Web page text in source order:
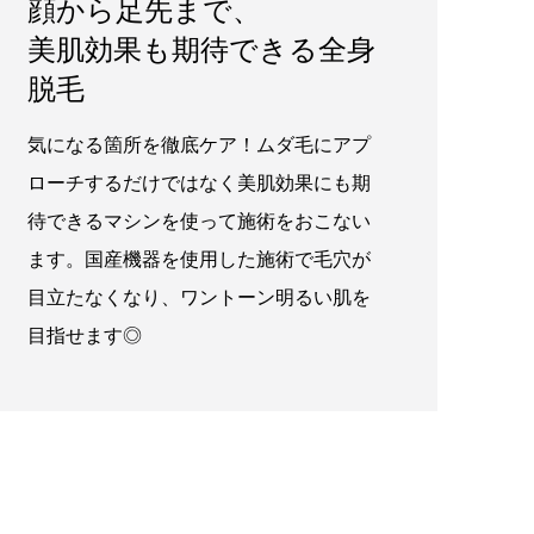
顔から足先まで、
美肌効果も期待できる全身
脱毛
気になる箇所を徹底ケア！ムダ毛にアプ
ローチするだけではなく美肌効果にも期
待できるマシンを使って施術をおこない
ます。国産機器を使用した施術で毛穴が
目立たなくなり、ワントーン明るい肌を
目指せます◎